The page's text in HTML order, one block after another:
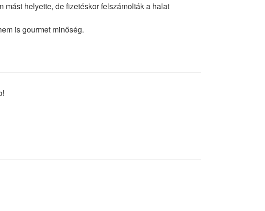
helyette, de fizetéskor felszámolták a halat
is gourmet minőség.